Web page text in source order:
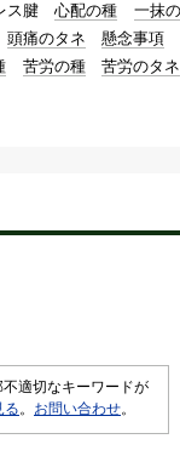
ス腱 心配の種 一抹
頭痛のタネ 懸念事項
苦労の種 苦労のタネ
適切なキーワードが
る 。 お問い合わせ。